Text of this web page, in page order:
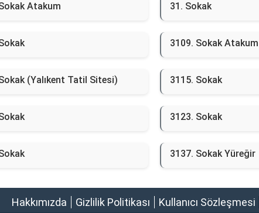
Atakum 31. Sokak
3109. Sokak Atakum
(Yalıkent Tatil Sitesi) 3115. Sokak
3123. Sokak
3137. Sokak Yüreğir
Hakkımızda Gizlilik Politikası Kullanıcı Sözleşmesi